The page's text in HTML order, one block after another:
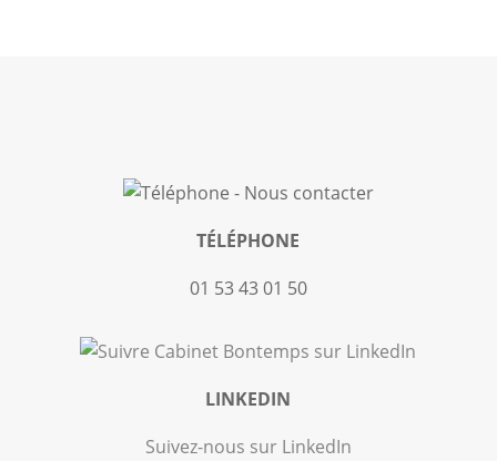
TÉLÉPHONE
01 53 43 01 50
LINKEDIN
Suivez-nous sur LinkedIn